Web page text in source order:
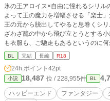
氷の王アロイス×自由に憧れるシリルの監禁溺愛。 シリルは
よって王の魔力を増幅させる「楽士
王の元から脱出してやると息巻くシ
ざわざ籠の中から飛び立とうとする
も衣服も、ご馳走もあるというのに何が不
のある話には*をつけています。
BL 完結 長編 R18
24h.ポイント 42pt
小説 18,487 位 / 228,955件 BL
ハッピーエンド ファンタジー